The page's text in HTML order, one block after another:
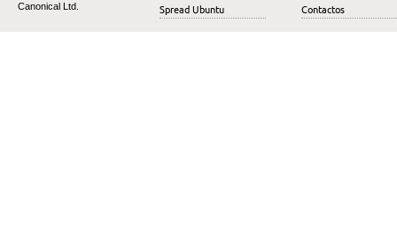
Canonical Ltd. Spread Ubuntu Contactos